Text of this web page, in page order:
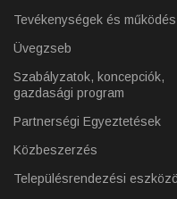
Tevékenységek és működés
Üvegzseb
Szabályzatok, koncepciók,
gazdasági program
Partnerségi Egyeztetések
Közbeszerzés
Településrendezési